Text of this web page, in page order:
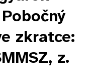
zkratce:
z.